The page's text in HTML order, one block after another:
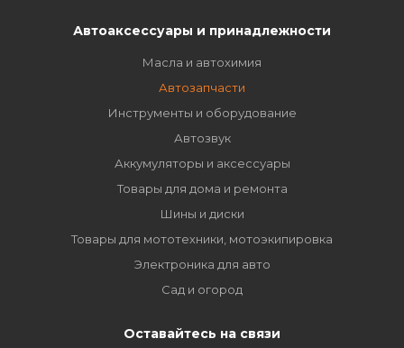
Автоаксессуары и принадлежности
Масла и автохимия
Автозапчасти
Инструменты и оборудование
Автозвук
Аккумуляторы и аксессуары
Товары для дома и ремонта
Шины и диски
Товары для мототехники, мотоэкипировка
Электроника для авто
Сад и огород
Оставайтесь на связи